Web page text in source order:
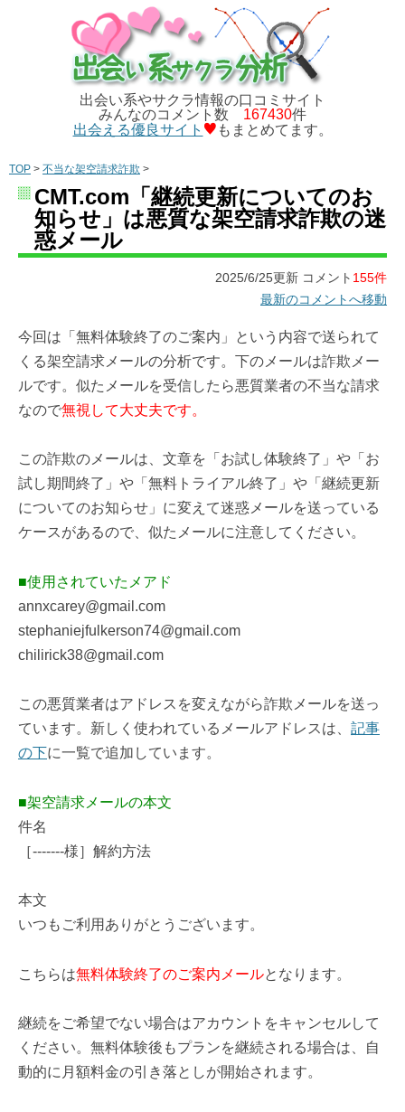
出会い系やサクラ情報の口コミサイト
みんなのコメント数 167430件
出会える優良サイト
もまとめてます。
TOP > 不当な架空請求詐欺 >
CMT.com「継続更新についてのお
知らせ」は悪質な架空請求詐欺の迷
惑メール
2025/6/25更新 コメント 155件
最新のコメントへ移動
今回は「無料体験終了のご案内」という内容で送られて
くる架空請求メールの分析です。下のメールは詐欺メー
ルです。似たメールを受信したら悪質業者の不当な請求
なので無視して大丈夫です。
この詐欺のメールは、文章を「お試し体験終了」や「お
試し期間終了」や「無料トライアル終了」や「継続更新
についてのお知らせ」に変えて迷惑メールを送っている
ケースがあるので、似たメールに注意してください。
■使用されていたメアド
annxcarey@gmail.com
stephaniejfulkerson74@gmail.com
chilirick38@gmail.com
この悪質業者はアドレスを変えながら詐欺メールを送っ
ています。新しく使われているメールアドレスは、 記事
の下に一覧で追加しています。
■架空請求メールの本文
件名
［-------様］解約方法
本文
いつもご利用ありがとうございます。
こちらは無料体験終了のご案内メールとなります。
継続をご希望でない場合はアカウントをキャンセルして
ください。無料体験後もプランを継続される場合は、自
動的に月額料金の引き落としが開始されます。